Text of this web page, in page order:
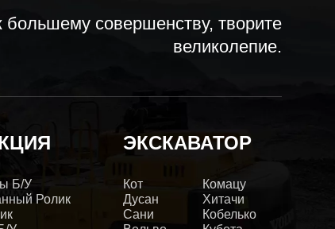
большему совершенству, творите
великолепие.
Б/у
Ролик
ЭКСКАВАТОР
Кот
Комацу
Дусан
Хитачи
Сани
Кобелько